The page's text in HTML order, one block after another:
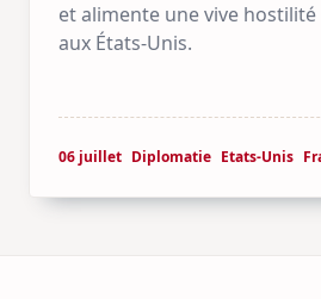
et alimente une vive
aux États-Unis.
06 juillet Diplomatie Etats-Unis